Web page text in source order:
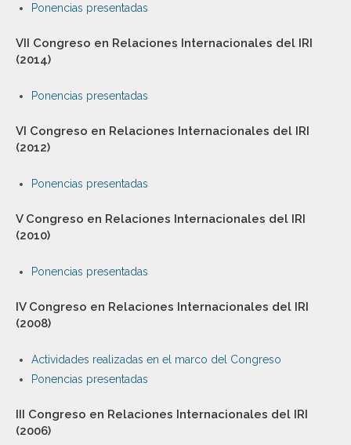
Ponencias presentadas
VII Congreso en Relaciones Internacionales del IRI
(2014)
Ponencias presentadas
VI Congreso en Relaciones Internacionales del IRI
(2012)
Ponencias presentadas
V Congreso en Relaciones Internacionales del IRI
(2010)
Ponencias presentadas
IV Congreso en Relaciones Internacionales del IRI
(2008)
Actividades realizadas en el marco del Congreso
Ponencias presentadas
III Congreso en Relaciones Internacionales del IRI
(2006)